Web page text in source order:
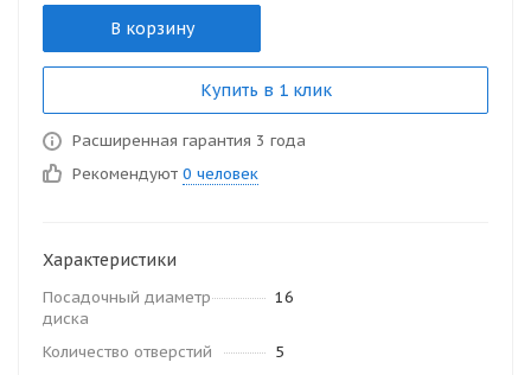
В корзину
Купить в 1 клик
Расширенная гарантия 3 года
Рекомендуют 0 человек
Характеристики
Посадочный диаметр
диска
16
Количество отверстий
5